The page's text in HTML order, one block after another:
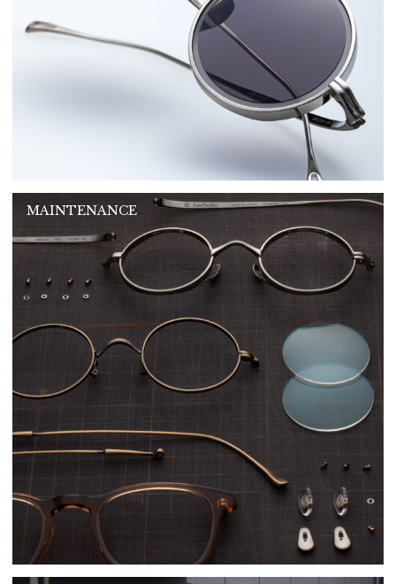
MAINTENANCE